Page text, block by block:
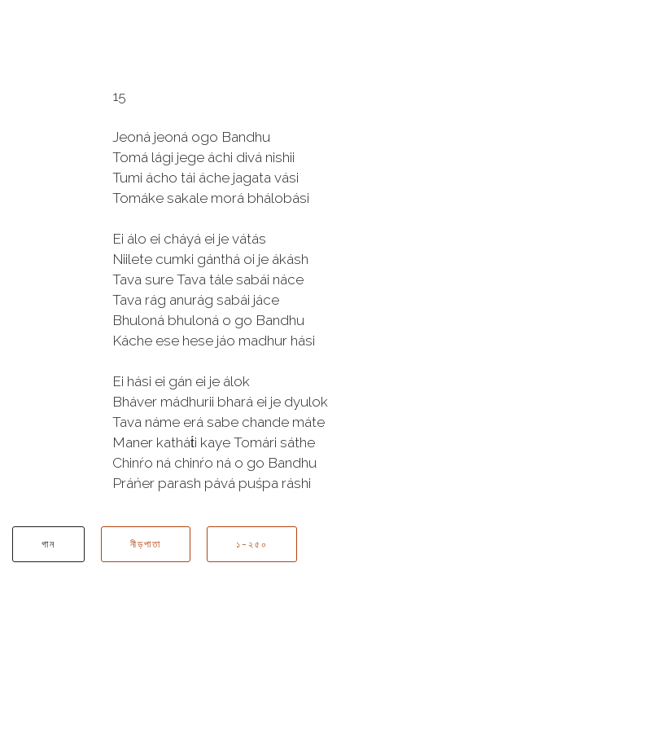
15
Jeoná jeoná ogo Bandhu
Tomá lági jege áchi divá nishii
Tumi ácho tái áche jagata vási
Tomáke sakale morá bhálobási
Ei álo ei cháyá ei je vátás
Niilete cumki gánthá oi je ákásh
Tava sure Tava tále sabái náce
Tava rág anurág sabái jáce
Bhuloná bhuloná o go Bandhu
Káche ese hese jáo madhur hási
Ei hási ei gán ei je álok
Bháver mádhurii bhará ei je dyulok
Tava náme erá sabe chande máte
Maner kathát́i kaye Tomári sáthe
Chinŕo ná chinŕo ná o go Bandhu
Práńer parash pává puśpa ráshi
গান নীড়পাতা ১-২৫০